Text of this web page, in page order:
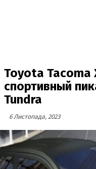
Toyota Tacoma
спортивный
Tundra
6 Листопада, 2023